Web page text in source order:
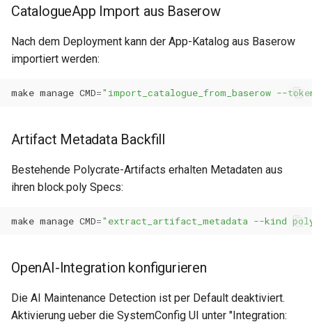
CatalogueApp Import aus Baserow
Nach dem Deployment kann der App-Katalog aus Baserow
importiert werden:
make manage CMD="import_catalogue_from_baserow --
Artifact Metadata Backfill
Bestehende Polycrate-Artifacts erhalten Metadaten aus
ihren block.poly Specs:
make manage CMD="extract_artifact_metadata --kind
OpenAI-Integration konfigurieren
Die AI Maintenance Detection ist per Default deaktiviert.
Aktivierung ueber die SystemConfig UI unter "Integration: